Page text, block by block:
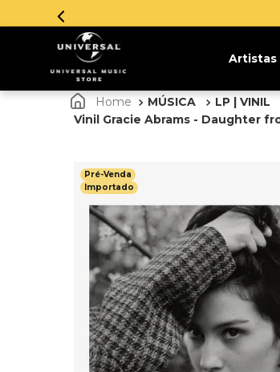
Artistas
MÚSICA LP | VINIL
Vinil Gracie Abrams - Daughter
Pré-Venda
Importado